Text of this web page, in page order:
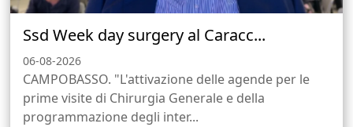
Ssd Week day surgery al Caracc...
06-08-2026
CAMPOBASSO. "L'attivazione delle agende per le
prime visite di Chirurgia Generale e della
programmazione degli inter...